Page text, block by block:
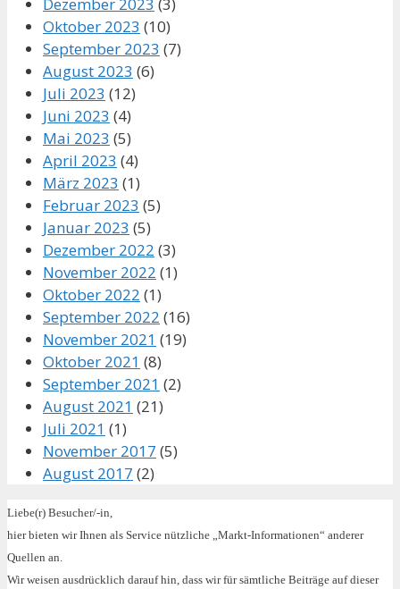
Dezember 2023 (3)
Oktober 2023 (10)
September 2023 (7)
August 2023 (6)
Juli 2023 (12)
Juni 2023 (4)
Mai 2023 (5)
April 2023 (4)
März 2023 (1)
Februar 2023 (5)
Januar 2023 (5)
Dezember 2022 (3)
November 2022 (1)
Oktober 2022 (1)
September 2022 (16)
November 2021 (19)
Oktober 2021 (8)
September 2021 (2)
August 2021 (21)
Juli 2021 (1)
November 2017 (5)
August 2017 (2)
Liebe(r) Besucher/-in,
hier bieten wir Ihnen als Service nützliche „Markt-Informationen“ anderer
Quellen an.
Wir weisen ausdrücklich darauf hin, dass wir für sämtliche Beiträge auf dieser